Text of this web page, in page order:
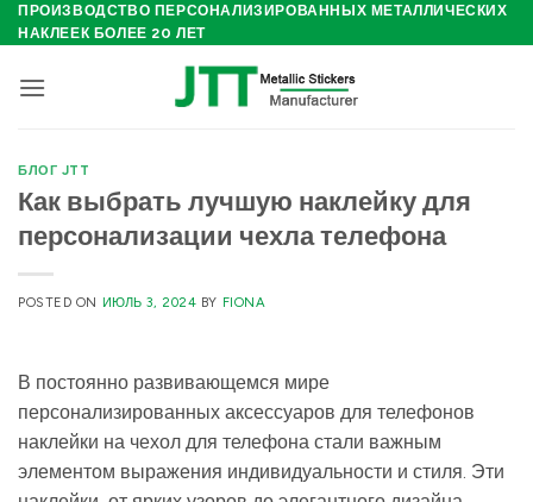
Skip
to
ПРОИЗВОДСТВО ПЕРСОНАЛИЗИРОВАННЫХ МЕТАЛЛИЧЕСКИХ
НАКЛЕЕК БОЛЕЕ 20 ЛЕТ
БЛОГ JTT
Как выбрать лучшую наклейку для
персонализации чехла телефона
POSTED ON ИЮЛЬ 3, 2024 BY FIONA
В постоянно развивающемся мире
персонализированных аксессуаров для телефонов
наклейки на чехол для телефона стали важным
элементом выражения индивидуальности и стиля. Эти